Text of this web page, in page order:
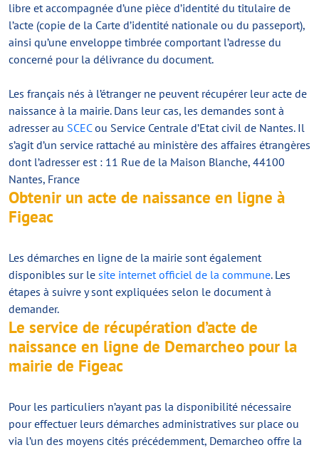
libre et accompagnée d’une pièce d’identité du titulaire de
l’acte (copie de la Carte d’identité nationale ou du passeport),
ainsi qu’une enveloppe timbrée comportant l’adresse du
concerné pour la délivrance du document.
Les français nés à l’étranger ne peuvent récupérer leur acte de
naissance à la mairie. Dans leur cas, les demandes sont à
adresser au SCECou Service Centrale d’Etat civil de Nantes. Il
s’agit d’un service rattaché au ministère des affaires étrangères
dont l’adresser est : 11 Rue de la Maison Blanche, 44100
Nantes, France
Obtenir un acte de naissance en ligne à
Figeac
Les démarches en ligne de la mairie sont également
disponibles sur le site internet officiel de la commune. Les
étapes à suivre y sont expliquées selon le document à
demander.
Le service de récupération d’acte de
naissance en ligne de Demarcheo pour la
mairie de Figeac
Pour les particuliers n’ayant pas la disponibilité nécessaire
pour effectuer leurs démarches administratives sur place ou
via l’un des moyens cités précédemment, Demarcheo offre la